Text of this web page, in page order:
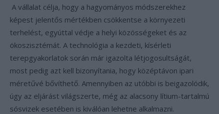
A vállalat célja, hogy a hagyományos módszerekhez
képest jelentős mértékben csökkentse a környezeti
terhelést, egyúttal védje a helyi közösségeket és az
ökoszisztémát. A technológia a kezdeti, kísérleti
terepgyakorlatok során már igazolta létjogosultságát,
most pedig azt kell bizonyítania, hogy középtávon ipari
méretűvé bővíthető. Amennyiben az utóbbi is beigazolódik,
úgy az eljárást világszerte, még az alacsony lítium-tartalmú
sósvizek esetében is kiválóan lehetne alkalmazni.